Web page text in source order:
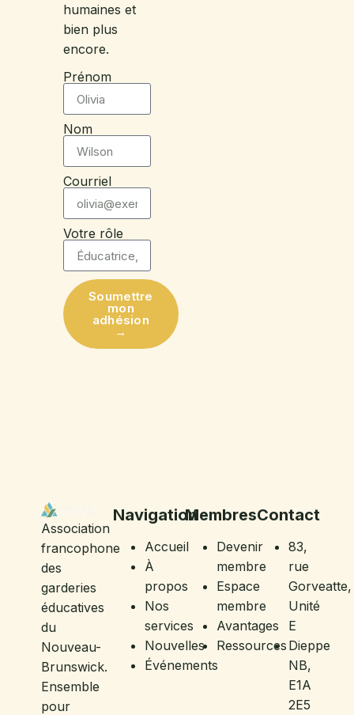
humaines et
bien plus
encore.
Prénom
Nom
Courriel
Votre rôle
Soumettre
mon
adhésion
→
Association
francophone
des
garderies
éducatives
du
Nouveau-
Brunswick.
Ensemble
pour
Navigation
Accueil
À
propos
Nos
services
Nouvelles
Événements
Membres
Devenir
membre
Espace
membre
Avantages
Ressources
Contact
83,
rue
Gorveatte,
Unité
E
Dieppe
NB,
E1A
2E5